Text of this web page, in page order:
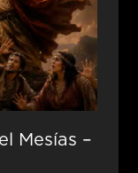
Mesías –